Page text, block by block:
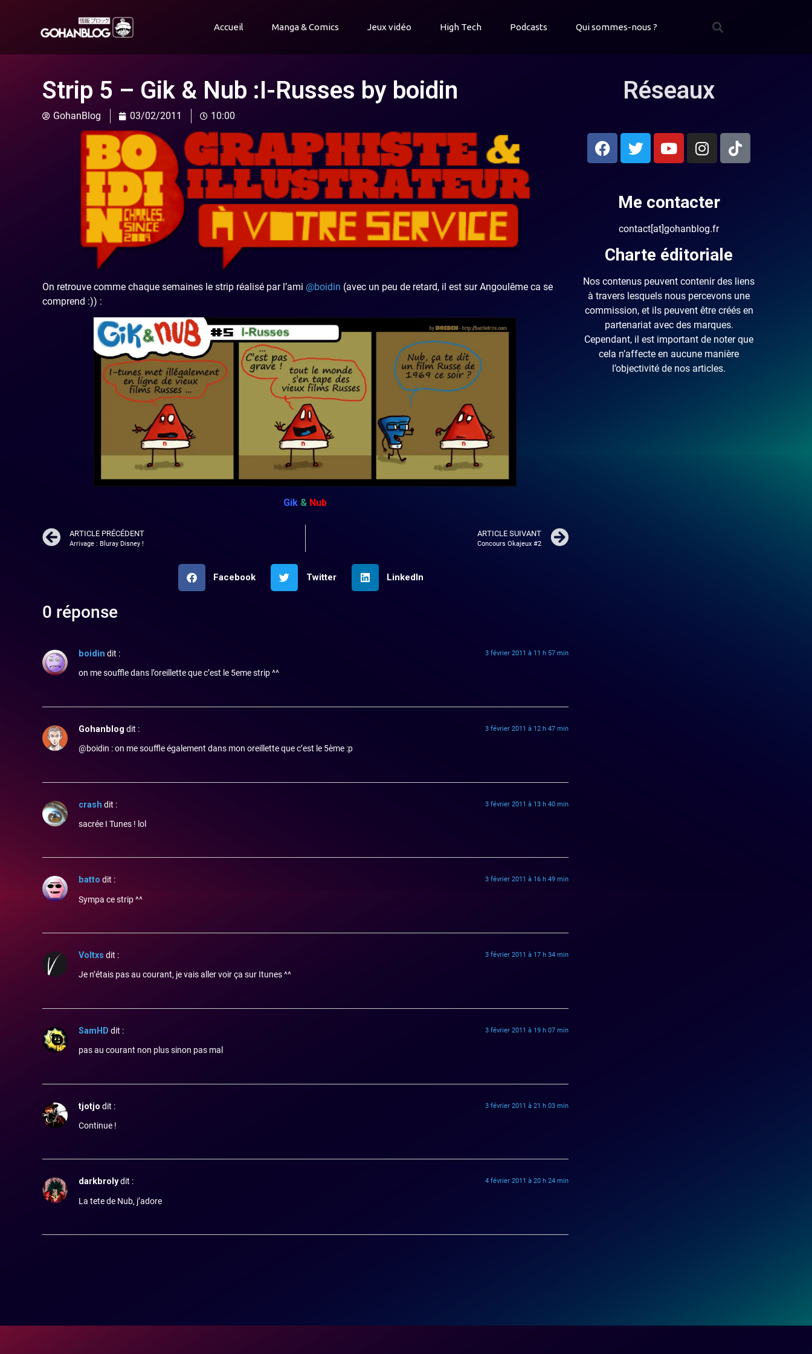
Accueil Manga & Comics Jeux vidéo High Tech Podcasts Qui sommes-nous ?
Strip 5 – Gik & Nub :I-Russes by boidin
GohanBlog 03/02/2011 10:00
On retrouve comme chaque semaines le strip réalisé par l’ami @boidin (avec un peu de retard, il est sur Angoulême ca se
comprend :)) :
Gik & Nub
ARTICLE PRÉCÉDENT
Arrivage : Bluray Disney !
ARTICLE SUIVANT
Concours Okajeux #2
Facebook Twitter LinkedIn
0 réponse
boidin dit : 3 février 2011 à 11 h 57 min
on me souffle dans l’oreillette que c’est le 5eme strip ^^
Gohanblog dit : 3 février 2011 à 12 h 47 min
@boidin : on me souffle également dans mon oreillette que c’est le 5ème :p
crash dit : 3 février 2011 à 13 h 40 min
sacrée I Tunes ! lol
batto dit : 3 février 2011 à 16 h 49 min
Sympa ce strip ^^
Voltxs dit : 3 février 2011 à 17 h 34 min
Je n’étais pas au courant, je vais aller voir ça sur Itunes ^^
SamHD dit : 3 février 2011 à 19 h 07 min
pas au courant non plus sinon pas mal
tjotjo dit : 3 février 2011 à 21 h 03 min
Continue !
darkbrolydit : 4 février 2011 à 20 h 24 min
La tete de Nub, j’adore
Réseaux
Me contacter
contact[at]gohanblog.fr
Charte éditoriale
Nos contenus peuvent contenir des liens
à travers lesquels nous percevons une
commission, et ils peuvent être créés en
partenariat avec des marques.
Cependant, il est important de noter que
cela n’affecte en aucune manière
l’objectivité de nos articles.